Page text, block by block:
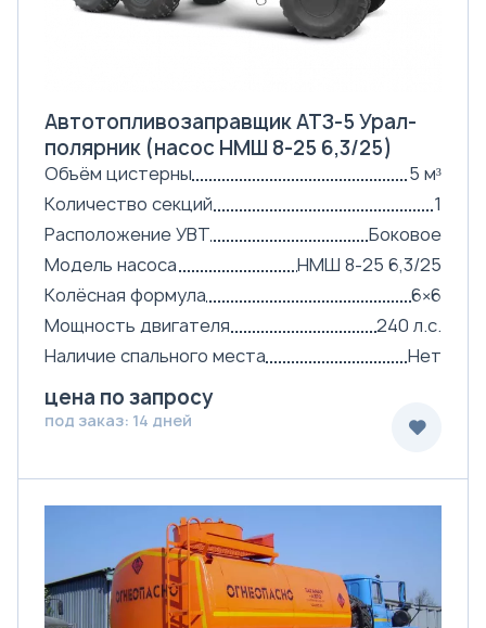
Автотопливозаправщик АТЗ-5 Урал-
полярник (насос НМШ 8-25 6,3/25)
Объём цистерны
5 м³
Количество секций
1
Расположение УВТ
Боковое
Модель насоса
НМШ 8-25 6,3/25
Колёсная формула
6×6
Мощность двигателя
240 л.с.
Наличие спального места
Нет
цена по запросу
под заказ: 14 дней